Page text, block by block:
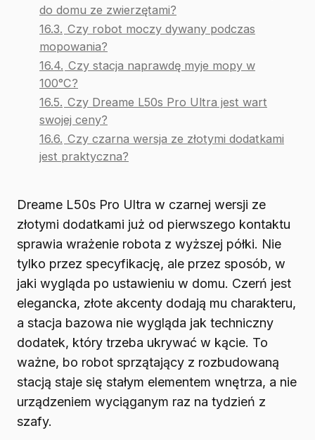
do domu ze zwierzętami?
16.3. Czy robot moczy dywany podczas
mopowania?
16.4. Czy stacja naprawdę myje mopy w
100°C?
16.5. Czy Dreame L50s Pro Ultra jest wart
swojej ceny?
16.6. Czy czarna wersja ze złotymi dodatkami
jest praktyczna?
Dreame L50s Pro Ultra w czarnej wersji ze
złotymi dodatkami już od pierwszego kontaktu
sprawia wrażenie robota z wyższej półki. Nie
tylko przez specyfikację, ale przez sposób, w
jaki wygląda po ustawieniu w domu. Czerń jest
elegancka, złote akcenty dodają mu charakteru,
a stacja bazowa nie wygląda jak techniczny
dodatek, który trzeba ukrywać w kącie. To
ważne, bo robot sprzątający z rozbudowaną
stacją staje się stałym elementem wnętrza, a nie
urządzeniem wyciąganym raz na tydzień z
szafy.